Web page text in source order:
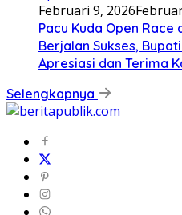
Februari 9, 2026
Pacu Kuda Open Race
Berjalan Sukses,
Apresiasi dan Terima
Selengkapnya